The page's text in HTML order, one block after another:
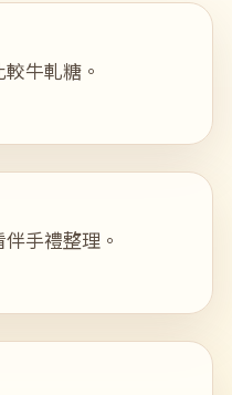
牛軋糖。
手禮整理。